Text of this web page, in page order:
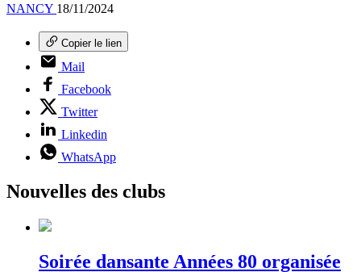
NANCY 18/11/2024
Copier le lien
Mail
Facebook
Twitter
Linkedin
WhatsApp
Nouvelles des clubs
Soirée dansante Années 80 organisée